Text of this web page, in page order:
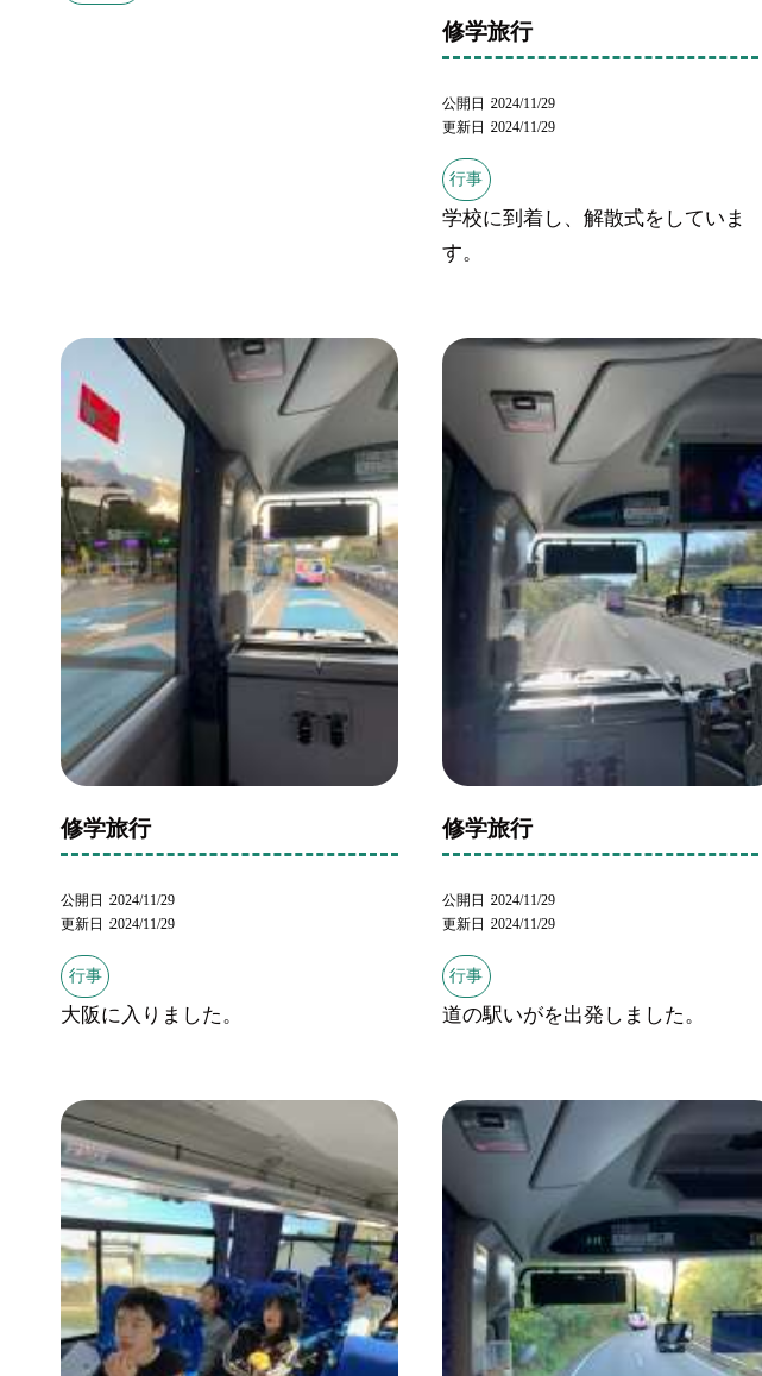
修学旅行
公開日 2024/11/29
更新日 2024/11/29
行事
学校に到着し、解散式をしていま
す。
修学旅行
公開日 2024/11/29
更新日 2024/11/29
行事
大阪に入りました。
修学旅行
公開日 2024/11/29
更新日 2024/11/29
行事
道の駅いがを出発しました。